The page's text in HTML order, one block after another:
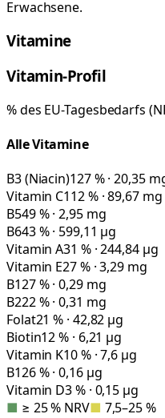
Erwachsene.
Vitamine
Vitamin-Profil
% des EU-Tagesbedarfs
Alle Vitamine
B3 (Niacin)127 % · 20,35
Vitamin C112 % · 89,67 mg
B549 % · 2,95 mg
B643 % · 599,11 µg
Vitamin A31 % · 244,84 µg
Vitamin E27 % · 3,29 mg
B127 % · 0,29 mg
B222 % · 0,31 mg
Folat21 % · 42,82 µg
Biotin12 % · 6,21 µg
Vitamin K10 % · 7,6 µg
B126 % · 0,16 µg
Vitamin D3 % · 0,15 µg
■ ≥ 25 % NRV■ 7,5–25 %